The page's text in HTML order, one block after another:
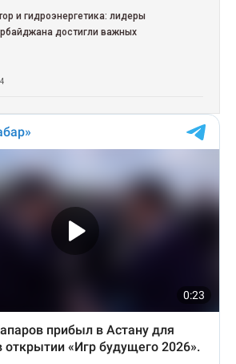
и гидроэнергетика: лидеры
достигли важных